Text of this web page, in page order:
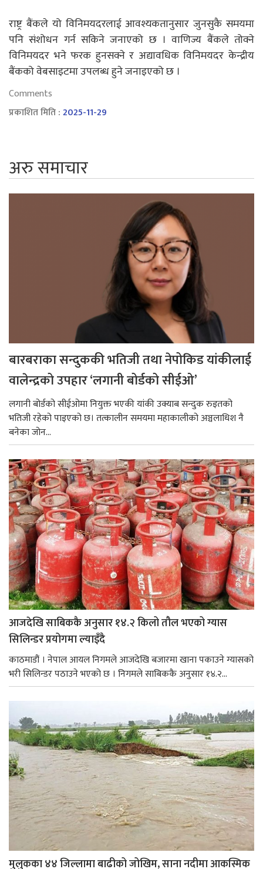
राष्ट्र बैंकले यो विनिमयदरलाई आवश्यकतानुसार जुनसुकै समयमा
पनि संशोधन गर्न सकिने जनाएको छ । वाणिज्य बैंकले तोक्ने
विनिमयदर भने फरक हुनसक्ने र अद्यावधिक विनिमयदर केन्द्रीय
बैंकको वेबसाइटमा उपलब्ध हुने जनाइएको छ ।
Comments
प्रकाशित मिति :2025-11-29
अरु समाचार
बारबराका सन्दुककी भतिजी तथा नेपोकिड यांकीलाई
वालेन्द्रको उपहार ‘लगानी बोर्डको सीईओ’
लगानी बोर्डको सीईओमा नियुक्त भएकी यांकी उक्याब सन्दुक रुइतको
भतिजी रहेको पाइएको छ। तत्कालीन समयमा महाकालीको अञ्चलाधिश नै
बनेका जोन...
आजदेखि साबिककै अनुसार १४.२ किलो तौल भएको ग्यास
सिलिन्डर प्रयोगमा ल्याइँदै
काठमाडौं । नेपाल आयल निगमले आजदेखि बजारमा खाना पकाउने ग्यासको
भरी सिलिन्डर पठाउने भएको छ । निगमले साबिककै अनुसार १४.२...
मुलुकका ४४ जिल्लामा बाढीको जोखिम, साना नदीमा आकस्मिक